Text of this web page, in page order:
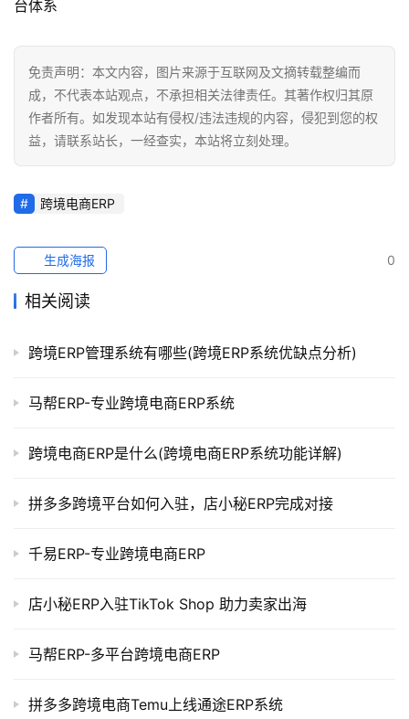
台体系
免责声明：本文内容，图片来源于互联网及文摘转载整编而
成，不代表本站观点，不承担相关法律责任。其著作权归其原
作者所有。如发现本站有侵权/违法违规的内容，侵犯到您的权
益，请联系站长，一经查实，本站将立刻处理。
跨境电商ERP
0
生成海报
相关阅读
跨境ERP管理系统有哪些(跨境ERP系统优缺点分析)
马帮ERP-专业跨境电商ERP系统
跨境电商ERP是什么(跨境电商ERP系统功能详解)
拼多多跨境平台如何入驻，店小秘ERP完成对接
千易ERP-专业跨境电商ERP
店小秘ERP入驻TikTok Shop 助力卖家出海
马帮ERP-多平台跨境电商ERP
拼多多跨境电商Temu上线通途ERP系统